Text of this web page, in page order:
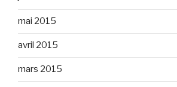
mai 2015
avril 2015
mars 2015